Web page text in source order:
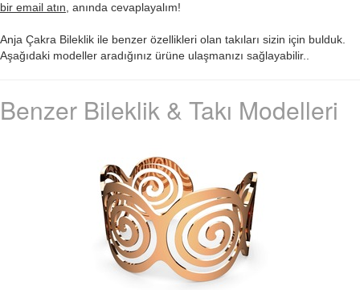
bir email atın , anında cevaplayalım!
Anja Çakra Bileklik ile benzer özellikleri olan takıları sizin için bulduk.
Aşağıdaki modeller aradığınız ürüne ulaşmanızı sağlayabilir..
Benzer Bileklik & Takı Modelleri